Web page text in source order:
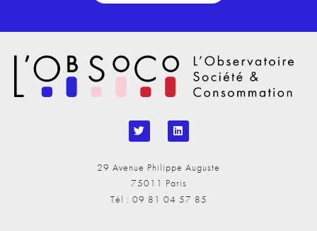
29 Avenue Philippe Auguste
75011 Paris
Tél : 09 81 04 57 85